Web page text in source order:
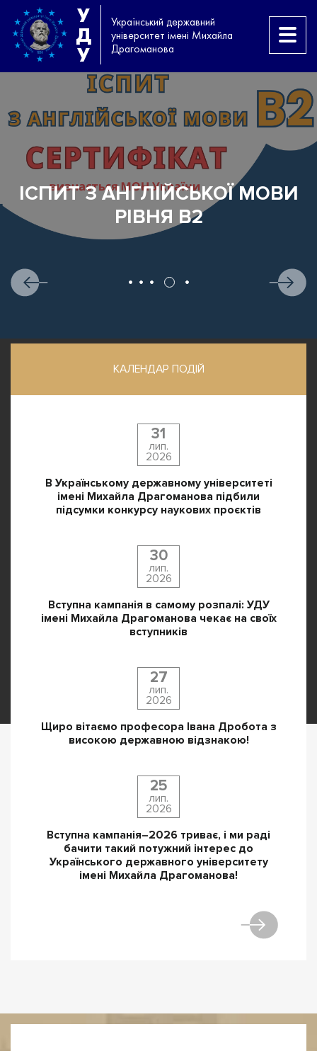
У
Д
У
Український державний
університет імені Михайла
Драгоманова
ІСПИТ З АНГЛІЙСЬКОЇ МОВИ
РІВНЯ B2
КАЛЕНДАР ПОДІЙ
31
лип.
2026
В Українському державному університеті
імені Михайла Драгоманова підбили
підсумки конкурсу наукових проєктів
30
лип.
2026
Вступна кампанія в самому розпалі: УДУ
імені Михайла Драгоманова чекає на своїх
вступників
27
лип.
2026
Щиро вітаємо професора Івана Дробота з
високою державною відзнакою!
25
лип.
2026
Вступна кампанія–2026 триває, і ми раді
бачити такий потужний інтерес до
Українського державного університету
імені Михайла Драгоманова!